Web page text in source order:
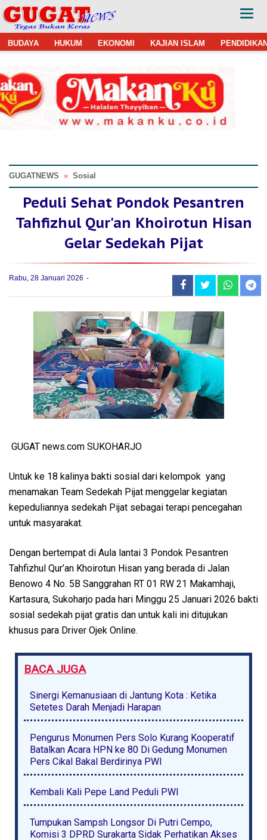
BUDAYA HUKUM EKONOMI KAJIAN ISLAM
GUGATNEWS » Sosial
Peduli Sehat Pondok Pesantren
Tahfizhul Qur'an Khoirotun Hisan
Gelar Sedekah Pijat
Rabu, 28 Januari 2026
GUGAT news.com SUKOHARJO
Untuk ke 18 kalinya bakti sosial dari kelompok yang
menamakan Team Sedekah Pijat menggelar kegiatan
kepeduliannya sedekah Pijat sebagai terapi pencegahan
untuk masyarakat.
Dengan bertempat di Aula lantai 3 Pondok Pesantren
Tahfizhul Qur’an Khoirotun Hisan yang berada di Jalan
Benowo 4 No. 5B Sanggrahan RT 01 RW 21 Makamhaji,
Kartasura, Sukoharjo pada hari Minggu 25 Januari 2026 bakti
sosial sedekah pijat gratis dan untuk kali ini ditujukan
khusus para Driver Ojek Online.
BACA JUGA
Sinergi Kemanusiaan di Jantung Kota : Ketika
Setetes Darah Menjadi Harapan
Pengurus Monumen Pers Solo Kurang Kooperatif
Batalkan Acara HPN ke 80 Di Gedung Monumen
Pers Cikal Bakal Berdirinya PWI
Kembali Kali Pepe Land Peduli PWI
Tumpukan Sampsh Longsor Di Putri Cempo,
Komisi 3 DPRD Surakarta Sidak Perhatikan Akses